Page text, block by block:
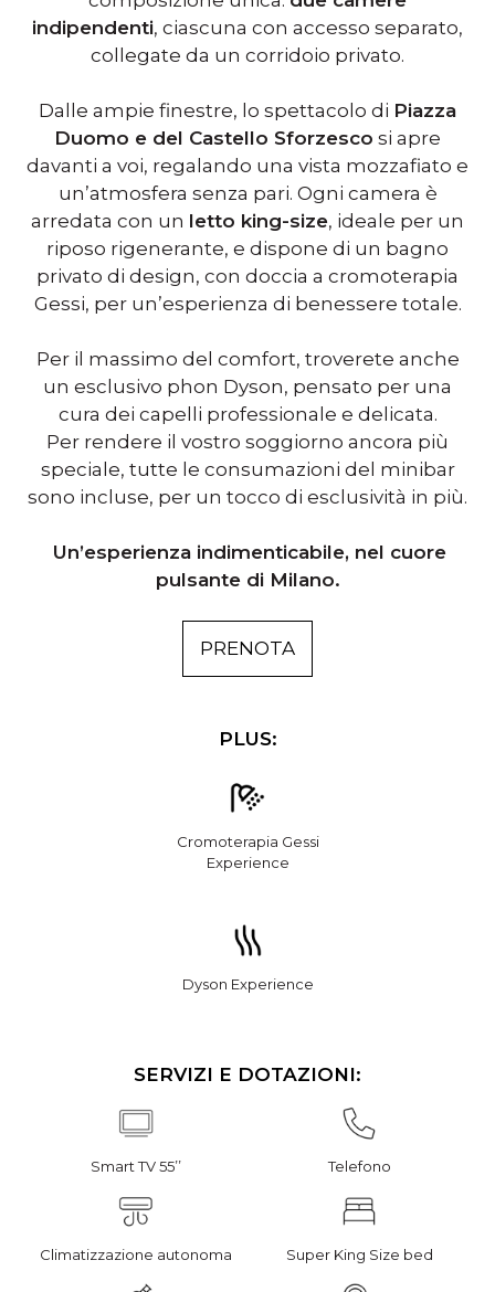
indipendenti, ciascuna con accesso separato,
collegate da un corridoio privato.
Dalle ampie finestre, lo spettacolo di Piazza
Duomo e del Castello Sforzesco si apre
davanti a voi, regalando una vista mozzafiato e
un’atmosfera senza pari. Ogni camera è
arredata con un letto king-size, ideale per un
riposo rigenerante, e dispone di un bagno
privato di design, con doccia a cromoterapia
Gessi, per un’esperienza di benessere totale.
Per il massimo del comfort, troverete anche
un esclusivo phon Dyson, pensato per una
cura dei capelli professionale e delicata.
Per rendere il vostro soggiorno ancora più
speciale, tutte le consumazioni del minibar
sono incluse, per un tocco di esclusività in più.
Un’esperienza indimenticabile, nel cuore
pulsante di Milano.
PRENOTA
PLUS:
Cromoterapia Gessi
Experience
Dyson Experience
SERVIZI E DOTAZIONI:
Smart TV 55’’ Telefono
Climatizzazione autonoma Super King Size bed